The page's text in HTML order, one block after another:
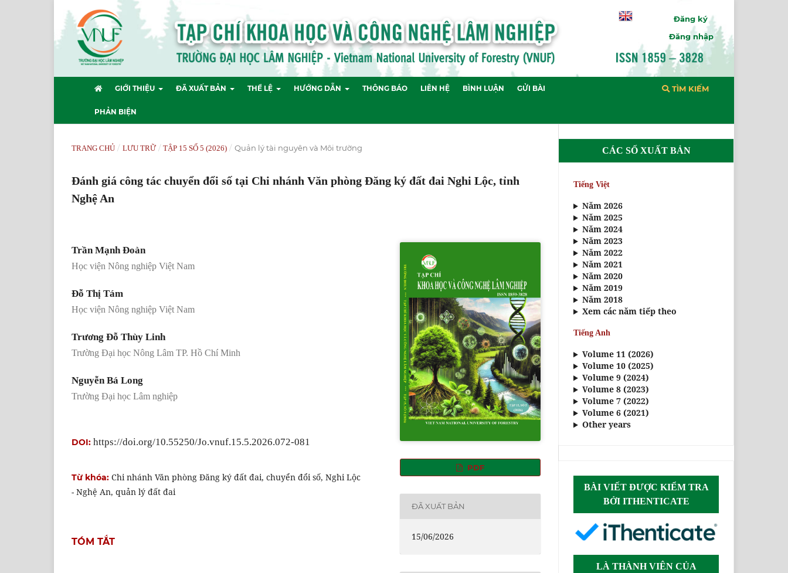
GIỚI THIỆU ĐÃ XUẤT BẢN THỂ LỆ HƯỚNG DẪN THÔNG BÁO LIÊN HỆ BÌNH LUẬN GỬI BÀI
PHẢN BIỆN
TÌM KIẾM
Đăng ký
Đăng nhập
TRANG CHỦ / LƯU TRỮ / TẬP 15 SỐ 5 (2026) / Quản lý tài nguyên và Môi trường
Đánh giá công tác chuyển đổi số tại Chi nhánh Văn phòng Đăng ký đất đai Nghi Lộc, tỉnh
Nghệ An
Trần Mạnh Đoàn
Học viện Nông nghiệp Việt Nam
Đỗ Thị Tám
Học viện Nông nghiệp Việt Nam
Trương Đỗ Thùy Linh
Trường Đại học Nông Lâm TP. Hồ Chí Minh
Nguyễn Bá Long
Trường Đại học Lâm nghiệp
DOI: https://doi.org/10.55250/Jo.vnuf.15.5.2026.072-081
Từ khóa: Chi nhánh Văn phòng Đăng ký đất đai, chuyển đổi số, Nghi Lộc
- Nghệ An, quản lý đất đai
TÓM TẮT
PDF
ĐÃ XUẤT BẢN
15/06/2026
CÁC SỐ XUẤT BẢN
Tiếng Việt
Năm 2026
Năm 2025
Năm 2024
Năm 2023
Năm 2022
Năm 2021
Năm 2020
Năm 2019
Năm 2018
Xem các năm tiếp theo
Tiếng Anh
Volume 11 (2026)
Volume 10 (2025)
Volume 9 (2024)
Volume 8 (2023)
Volume 7 (2022)
Volume 6 (2021)
Other years
BÀI VIẾT ĐƯỢC KIỂM TRA
BỞI ITHENTICATE
LÀ THÀNH VIÊN CỦA